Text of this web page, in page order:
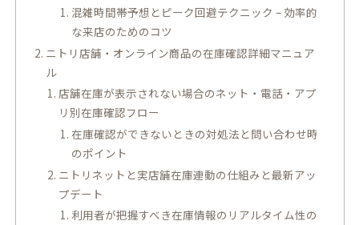
混雑時間帯予想とピーク回避テクニック – 効率的
な来店のためのコツ
ニトリ店舗・オンライン商品の在庫確認詳細マニュア
ル
店舗在庫が表示されない場合のネット・電話・アプ
リ別在庫確認フロー
在庫確認ができないときの対処法と問い合わせ時
のポイント
ニトリネットと実店舗在庫連動の仕組みと最新アッ
プデート
利用者が把握すべき在庫情報のリアルタイム性の